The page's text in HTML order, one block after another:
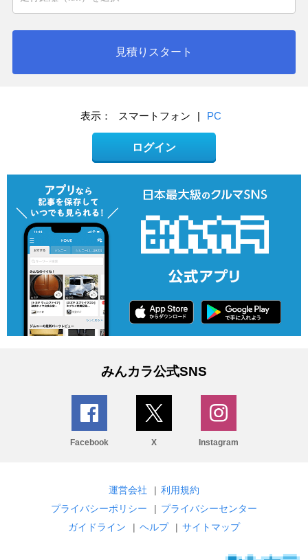
見積りスタート
表示： スマートフォン | PC
ログイン
みんカラ公式SNS
Facebook X Instagram
運営会社 | 利用規約
プライバシーポリシー
| プライバシーセンター
ガイドライン
| ヘルプ | サイトマップ